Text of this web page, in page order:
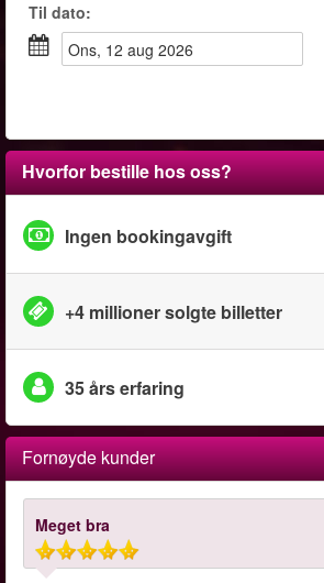
Til dato:
ons, 12 aug 2026
Hvorfor bestille hos oss?
Ingen bookingavgift
+4 millioner solgte billetter
35 års erfaring
Fornøyde kunder
Meget bra